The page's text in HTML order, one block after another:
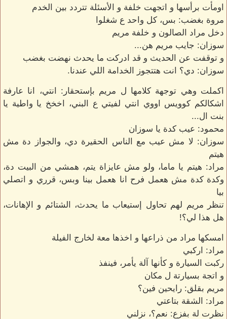
اومأت برأسها و اتجهت خلفة و الأسئلة تتردد بين الخدم
مروة بغضب: بس، كل واحد ع شغلوا
دخل مراد الصالون و خلفة مريم
سوزان: جايب مريم هن...
و توقفت عن الحديث و قد ادركت ما يحدث نهضت بغضب
سوزان: دي؟ انت هتتجوز الخدامة اللي عندنا.
اكملت وهي توجهة كلامها ل مريم بإستحقار: انتي، انا عارفة
اشكالكم كوويس اووي انتي لفيتي ع البني، اخخخ يا واطية يا
بنت ال...
محمود: عيب كدة يا سوزان
سوزان: لا مش عيب مع الناس الحقيرة دي، والجواز دة مش
هيتم
مراد: هيتم يا ماما، ولو مش عايزاة يتم، همشي من البيت دة،
وكدة كدة مش هعمل فرح انا هعمل بينا وبس، قرري و اتصلي
بيا
تنظر مريم لهم تحاول إستيعاب ما يحدث، الشتائم و الإهانات،
هل هذا لي؟!
امسكها مراد من ذراعها و اخذها معة لخارج الفيلة
مراد: اركبي
ركبت السيارة و كأنها آلة يأمر، فينفذ
و اتجة بسيارتة ل مكان
مريم بقلق: رايحين فين؟
مراد: الشقة بتاعتي
نظرت لة بفزع: نعم؟، نزلني